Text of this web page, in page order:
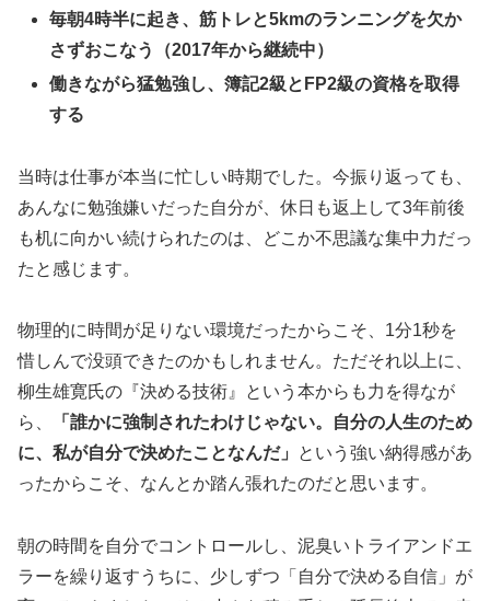
毎朝4時半に起き、筋トレと5kmのランニングを欠か
さずおこなう（2017年から継続中）
働きながら猛勉強し、簿記2級とFP2級の資格を取得
する
当時は仕事が本当に忙しい時期でした。今振り返っても、
あんなに勉強嫌いだった自分が、休日も返上して3年前後
も机に向かい続けられたのは、どこか不思議な集中力だっ
たと感じます。
物理的に時間が足りない環境だったからこそ、1分1秒を
惜しんで没頭できたのかもしれません。ただそれ以上に、
柳生雄寛氏の『決める技術』という本からも力を得なが
ら、
「誰かに強制されたわけじゃない。自分の人生のため
に、私が自分で決めたことなんだ」
という強い納得感があ
ったからこそ、なんとか踏ん張れたのだと思います。
朝の時間を自分でコントロールし、泥臭いトライアンドエ
ラーを繰り返すうちに、少しずつ「自分で決める自信」が